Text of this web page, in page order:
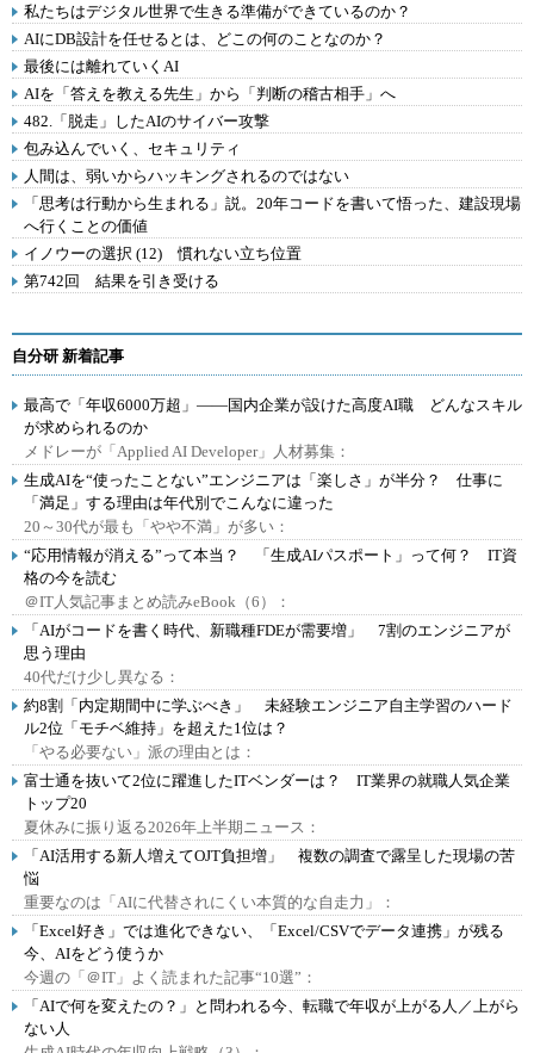
私たちはデジタル世界で生きる準備ができているのか？
AIにDB設計を任せるとは、どこの何のことなのか？
最後には離れていくAI
AIを「答えを教える先生」から「判断の稽古相手」へ
482.「脱走」したAIのサイバー攻撃
包み込んでいく、セキュリティ
人間は、弱いからハッキングされるのではない
「思考は行動から生まれる」説。20年コードを書いて悟った、建設現場
へ行くことの価値
イノウーの選択 (12) 慣れない立ち位置
第742回 結果を引き受ける
自分研 新着記事
最高で「年収6000万超」――国内企業が設けた高度AI職 どんなスキル
が求められるのか
メドレーが「Applied AI Developer」人材募集：
生成AIを“使ったことない”エンジニアは「楽しさ」が半分？ 仕事に
「満足」する理由は年代別でこんなに違った
20～30代が最も「やや不満」が多い：
“応用情報が消える”って本当？ 「生成AIパスポート」って何？ IT資
格の今を読む
＠IT人気記事まとめ読みeBook（6）：
「AIがコードを書く時代、新職種FDEが需要増」 7割のエンジニアが
思う理由
40代だけ少し異なる：
約8割「内定期間中に学ぶべき」 未経験エンジニア自主学習のハード
ル2位「モチベ維持」を超えた1位は？
「やる必要ない」派の理由とは：
富士通を抜いて2位に躍進したITベンダーは？ IT業界の就職人気企業
トップ20
夏休みに振り返る2026年上半期ニュース：
「AI活用する新人増えてOJT負担増」 複数の調査で露呈した現場の苦
悩
重要なのは「AIに代替されにくい本質的な自走力」：
「Excel好き」では進化できない、「Excel/CSVでデータ連携」が残る
今、AIをどう使うか
今週の「＠IT」よく読まれた記事“10選”：
「AIで何を変えたの？」と問われる今、転職で年収が上がる人／上がら
ない人